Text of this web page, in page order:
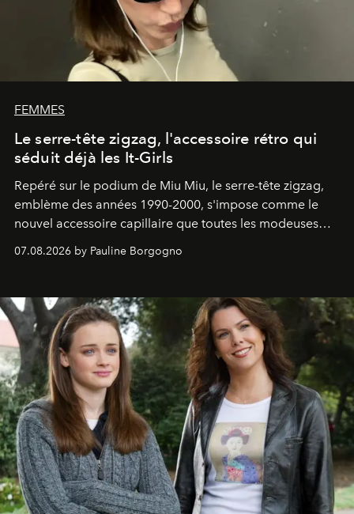
FEMMES
Le serre-tête zigzag, l'accessoire rétro qui
séduit déjà les It-Girls
Repéré sur le podium de Miu Miu, le serre-tête zigzag,
emblème des années 1990-2000, s'impose comme le
nouvel accessoire capillaire que toutes les modeuses
s'arrachent déjà.
07.08.2026 by Pauline Borgogno